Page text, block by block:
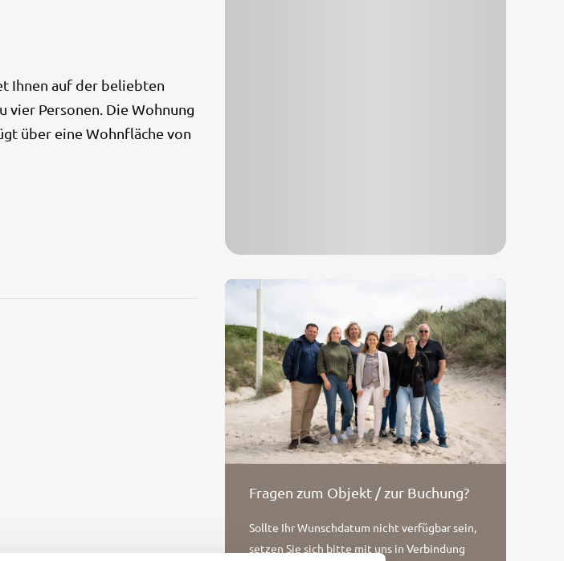
Ihnen auf der beliebten
Personen. Die Wohnung
über eine Wohnfläche von
Fragen zum Objekt / zur Buchung?
Sollte Ihr Wunschdatum nicht verfügbar sein,
setzen Sie sich bitte mit uns in Verbindung